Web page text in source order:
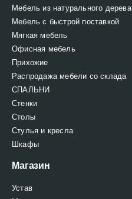
Мебель из натурального дерева
Мебель с быстрой поставкой
Мягкая мебель
Офисная мебель
Прихожие
Распродажа мебели со склада
СПАЛЬНИ
Стенки
Столы
Стулья и кресла
Шкафы
Магазин
Устав